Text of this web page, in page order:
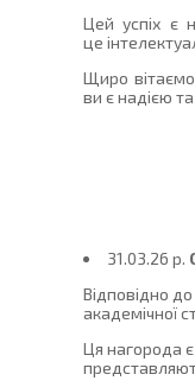
Цей успіх є
це
Щиро
ви є надією
31.03.26 p.
Відповідно
академічної
Ця нагорода є